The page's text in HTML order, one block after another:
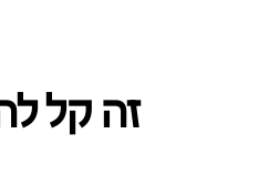
זה קל